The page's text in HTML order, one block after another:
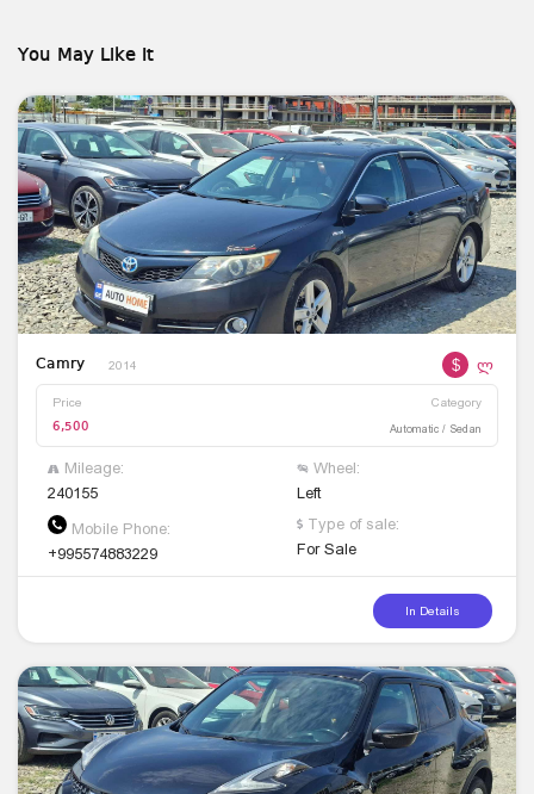
You May Like It
Camry 2014 $ ლ
Price Category
6,500 Automatic / Sedan
Mileage:
240155
Wheel:
Left
Mobile Phone:
+995574883229
Type of sale:
For Sale
In Details